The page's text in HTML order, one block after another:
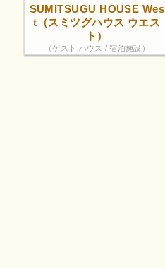
SUMITSUGU HOUSE Wes
t（スミツグハウス ウエス
ト）
（ゲスト ハウス / 宿泊施設）